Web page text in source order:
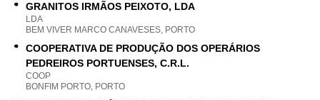
GRANITOS IRMÃOS PEIXOTO, LDA
LDA
BEM VIVER MARCO CANAVESES, PORTO
COOPERATIVA DE PRODUÇÃO DOS OPERÁRIOS
PEDREIROS PORTUENSES, C.R.L.
COOP
BONFIM PORTO, PORTO